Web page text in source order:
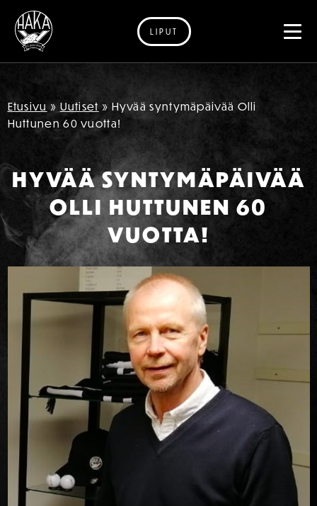
Siirry sisältöön
LIPUT
Etusivu » Uutiset » Hyvää syntymäpäivää Olli
Huttunen 60 vuotta!
HYVÄÄ SYNTYMÄPÄIVÄÄ
OLLI HUTTUNEN 60
VUOTTA!